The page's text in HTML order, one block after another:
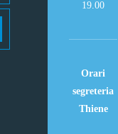
19.00
Orari
segreteria
Thiene